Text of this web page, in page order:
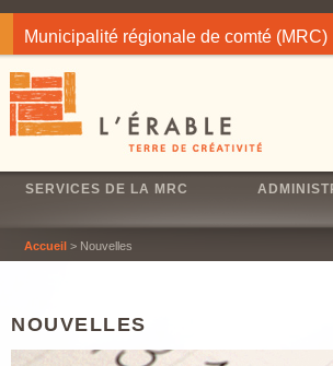
Municipalité régionale de comté (MRC)
SERVICES DE LA MRC
Accueil > Nouvelles
NOUVELLES